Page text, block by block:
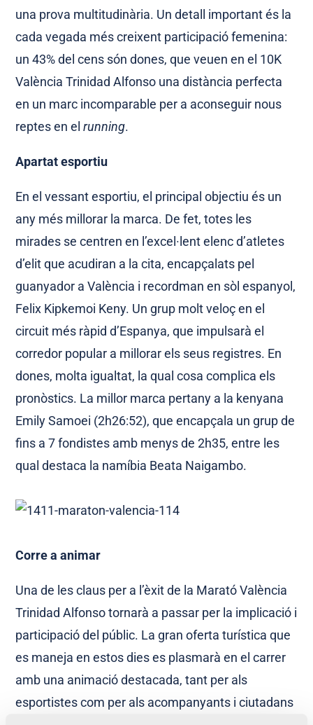
una prova multitudinària. Un detall important és la
cada vegada més creixent participació femenina:
un 43% del cens són dones, que veuen en el 10K
València Trinidad Alfonso una distància perfecta
en un marc incomparable per a aconseguir nous
reptes en elrunning.
Apartat esportiu
En el vessant esportiu, el principal objectiu és un
any més millorar la marca. De fet, totes les
mirades se centren en l’excel·lent elenc d’atletes
d’elit que acudiran a la cita, encapçalats pel
guanyador a València i recordman en sòl espanyol,
Felix Kipkemoi Keny. Un grup molt veloç en el
circuit més ràpid d’Espanya, que impulsarà el
corredor popular a millorar els seus registres. En
dones, molta igualtat, la qual cosa complica els
pronòstics. La millor marca pertany a la kenyana
Emily Samoei (2h26:52), que encapçala un grup de
fins a 7 fondistes amb menys de 2h35, entre les
qual destaca la namíbia Beata Naigambo.
Corre a animar
Una de les claus per a l’èxit de la Marató València
Trinidad Alfonso tornarà a passar per la implicació i
participació del públic. La gran oferta turística que
es maneja en estos dies es plasmarà en el carrer
amb una animació destacada, tant per als
esportistes com per als acompanyants i ciutadans